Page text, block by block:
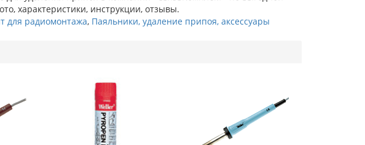
характеристики, инструкции, отзывы.
для радиомонтажа, Паяльники, удаление припоя, аксессуары